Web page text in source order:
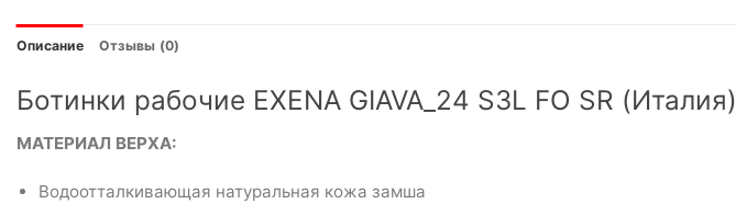
Описание Отзывы (0)
Ботинки рабочие EXENA GIAVA_24 S3L FO SR (Италия)
МАТЕРИАЛ ВЕРХА:
Водоотталкивающая натуральная кожа замша